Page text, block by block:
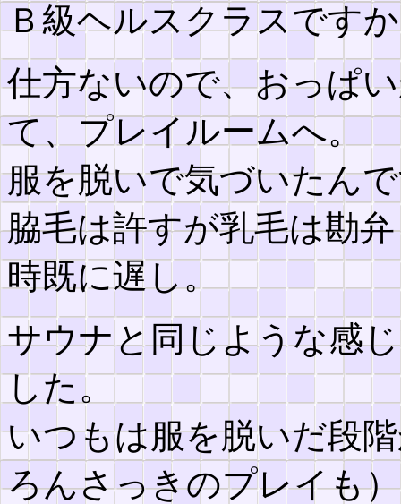
Ｂ級ヘルスクラスです
仕方ないので、おっぱ
て、プレイルームへ。
服を脱いで気づいたん
脇毛は許すが乳毛は勘
時既に遅し。
サウナと同じような感
した。
いつもは服を脱いだ段
ろんさっきのプレイも